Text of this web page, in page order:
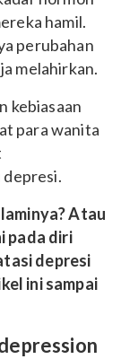
hamil.
perubahan
melahirkan.
kebiasaan
para wanita
depresi.
Atau
pada diri
depresi
ini sampai